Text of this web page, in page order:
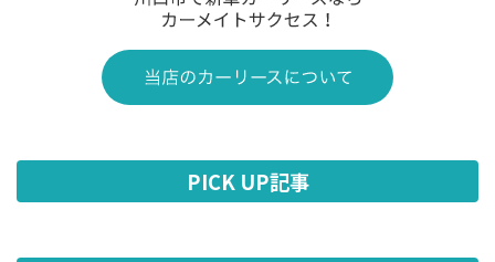
PICK UP記事